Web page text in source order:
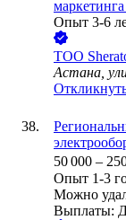
Опыт 3-6
ТОО
Астана,
50 000 –
Опыт 1-3
Можно
Выплаты: